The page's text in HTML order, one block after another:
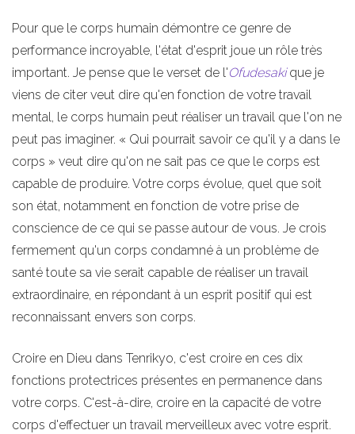
Pour que le corps humain démontre ce genre de
performance incroyable, l'état d'esprit joue un rôle très
important. Je pense que le verset de l'Ofudesakique je
viens de citer veut dire qu'en fonction de votre travail
mental, le corps humain peut réaliser un travail que l'on ne
peut pas imaginer. « Qui pourrait savoir ce qu'il y a dans le
corps » veut dire qu'on ne sait pas ce que le corps est
capable de produire. Votre corps évolue, quel que soit
son état, notamment en fonction de votre prise de
conscience de ce qui se passe autour de vous. Je crois
fermement qu'un corps condamné à un problème de
santé toute sa vie serait capable de réaliser un travail
extraordinaire, en répondant à un esprit positif qui est
reconnaissant envers son corps.
Croire en Dieu dans Tenrikyo, c'est croire en ces dix
fonctions protectrices présentes en permanence dans
votre corps. C'est-à-dire, croire en la capacité de votre
corps d'effectuer un travail merveilleux avec votre esprit.